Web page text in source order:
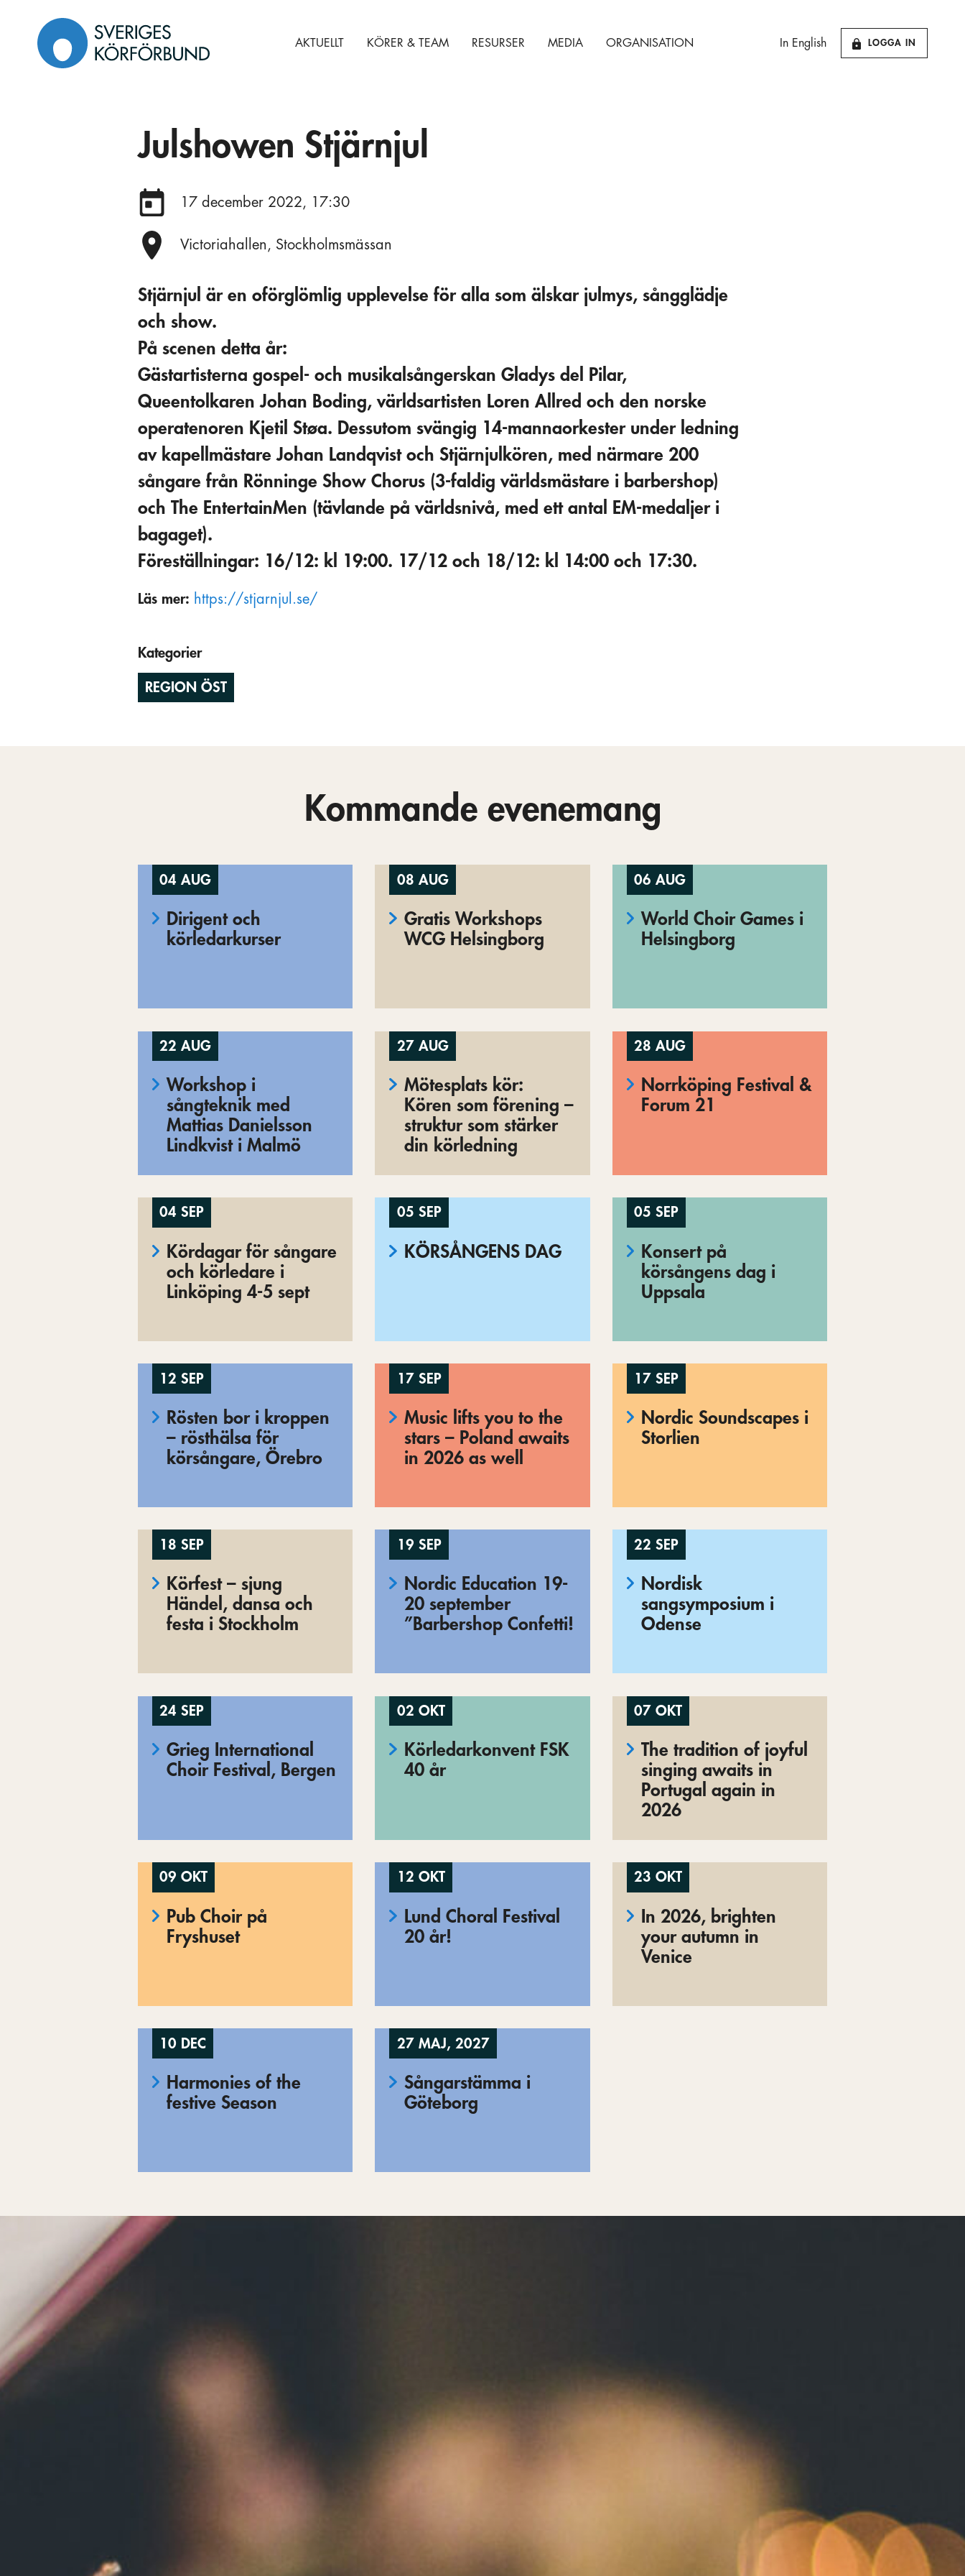
innehåll
AKTUELLT KÖRER & TEAM RESURSER MEDIA ORGANISATION In English LOGGA IN
Julshowen Stjärnjul
Datum:
17 december 2022, 17:30
Plats:
Victoriahallen, Stockholmsmässan
Stjärnjul är en oförglömlig upplevelse för alla som älskar julmys, sångglädje
och show.
På scenen detta år:
Gästartisterna gospel- och musikalsångerskan Gladys del Pilar,
Queentolkaren Johan Boding, världsartisten Loren Allred och den norske
operatenoren Kjetil Støa. Dessutom svängig 14-mannaorkester under ledning
av kapellmästare Johan Landqvist och Stjärnjulkören, med närmare 200
sångare från Rönninge Show Chorus (3-faldig världsmästare i barbershop)
och The EntertainMen (tävlande på världsnivå, med ett antal EM-medaljer i
bagaget).
Föreställningar: 16/12: kl 19:00. 17/12 och 18/12: kl 14:00 och 17:30.
Läs mer: https://stjarnjul.se/
Kategorier
REGION ÖST
Kommande evenemang
04 AUG
Dirigent och
körledarkurser
08 AUG
Gratis Workshops
WCG Helsingborg
06 AUG
World Choir Games i
Helsingborg
22 AUG
Workshop i
sångteknik med
Mattias Danielsson
Lindkvist i Malmö
27 AUG
Mötesplats kör:
Kören som förening –
struktur som stärker
din körledning
28 AUG
Norrköping Festival &
Forum 21
04 SEP
Kördagar för sångare
och körledare i
Linköping 4-5 sept
05 SEP
KÖRSÅNGENS DAG
05 SEP
Konsert på
körsångens dag i
Uppsala
12 SEP
Rösten bor i kroppen
– rösthälsa för
körsångare, Örebro
17 SEP
Music lifts you to the
stars – Poland awaits
in 2026 as well
17 SEP
Nordic Soundscapes i
Storlien
18 SEP
Körfest – sjung
Händel, dansa och
festa i Stockholm
19 SEP
Nordic Education 19-
20 september
”Barbershop Confetti!
22 SEP
Nordisk
sangsymposium i
Odense
24 SEP
Grieg International
Choir Festival, Bergen
02 OKT
Körledarkonvent FSK
40 år
07 OKT
The tradition of joyful
singing awaits in
Portugal again in
2026
09 OKT
Pub Choir på
Fryshuset
12 OKT
Lund Choral Festival
20 år!
23 OKT
In 2026, brighten
your autumn in
Venice
10 DEC
Harmonies of the
festive Season
27 MAJ, 2027
Sångarstämma i
Göteborg